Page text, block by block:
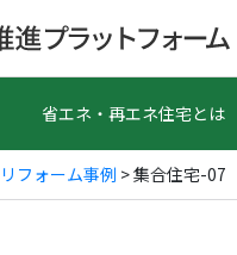
省エネ・再エネ住宅とは
フォーム事例 > 集合住宅-07